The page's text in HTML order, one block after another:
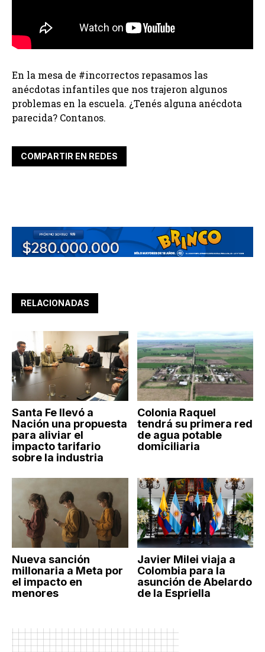
En la mesa de #incorrectos repasamos las
anécdotas infantiles que nos trajeron algunos
problemas en la escuela. ¿Tenés alguna anécdota
parecida? Contanos.
COMPARTIR EN REDES
RELACIONADAS
Santa Fe llevó a
Nación una propuesta
para aliviar el
impacto tarifario
sobre la industria
Colonia Raquel
tendrá su primera red
de agua potable
domiciliaria
Nueva sanción
millonaria a Meta por
el impacto en
menores
Javier Milei viaja a
Colombia para la
asunción de Abelardo
de la Espriella